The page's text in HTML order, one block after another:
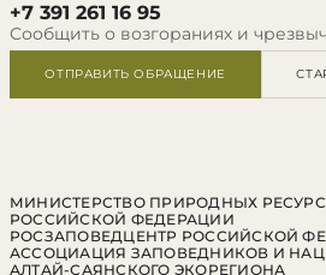
+7 391 261 16 95
Сообщить о возгораниях и
ОТПРАВИТЬ ОБРАЩЕНИЕ
МИНИСТЕРСТВО ПРИРОДНЫХ
РОССИЙСКОЙ ФЕДЕРАЦИИ
РОСЗАПОВЕДЦЕНТР РОССИЙСКОЙ
АССОЦИАЦИЯ ЗАПОВЕДНИКОВ И
АЛТАЙ-САЯНСКОГО ЭКОРЕГИОНА